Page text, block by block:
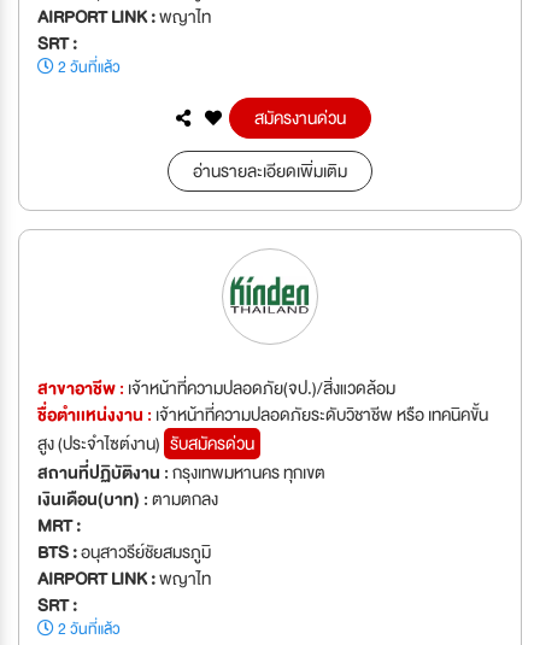
AIRPORT LINK :พญาไท
SRT :
2 วันที่แล้ว
สมัครงานด่วน
อ่านรายละเอียดเพิ่มเติม
สาขาอาชีพ : เจ้าหน้าที่ความปลอดภัย(จป.)/สิ่งแวดล้อม
ชื่อตำเเหน่งงาน : เจ้าหน้าที่ความปลอดภัยระดับวิชาชีพ หรือ เทคนิคขั้น
สูง (ประจำไซต์งาน) รับสมัครด่วน
สถานที่ปฏิบัติงาน :กรุงเทพมหานคร ทุกเขต
เงินเดือน(บาท) :ตามตกลง
MRT :
BTS :อนุสาวรีย์ชัยสมรภูมิ
AIRPORT LINK :พญาไท
SRT :
2 วันที่แล้ว